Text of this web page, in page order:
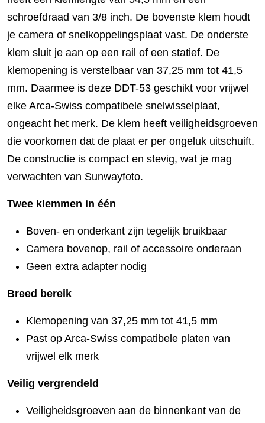
schroefdraad van 3/8 inch. De bovenste klem houdt
je camera of snelkoppelingsplaat vast. De onderste
klem sluit je aan op een rail of een statief. De
klemopening is verstelbaar van 37,25 mm tot 41,5
mm. Daarmee is deze DDT-53 geschikt voor vrijwel
elke Arca-Swiss compatibele snelwisselplaat,
ongeacht het merk. De klem heeft veiligheidsgroeven
die voorkomen dat de plaat er per ongeluk uitschuift.
De constructie is compact en stevig, wat je mag
verwachten van Sunwayfoto.
Twee klemmen in één
Boven- en onderkant zijn tegelijk bruikbaar
Camera bovenop, rail of accessoire onderaan
Geen extra adapter nodig
Breed bereik
Klemopening van 37,25 mm tot 41,5 mm
Past op Arca-Swiss compatibele platen van
vrijwel elk merk
Veilig vergrendeld
Veiligheidsgroeven aan de binnenkant van de